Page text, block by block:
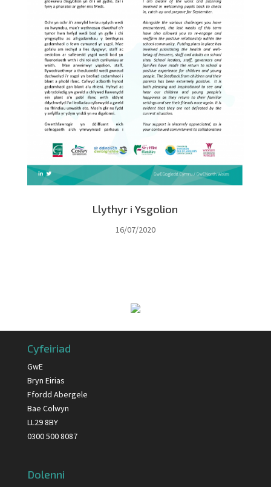
Llythyr i Ysgolion
16/07/2020
Cyfeiriad
GwE
Bryn Eirias
Ffordd Abergele
Bae Colwyn
LL29 8BY
0300 500 8087
Dolenni